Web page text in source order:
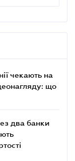
чекають на
що
два банки